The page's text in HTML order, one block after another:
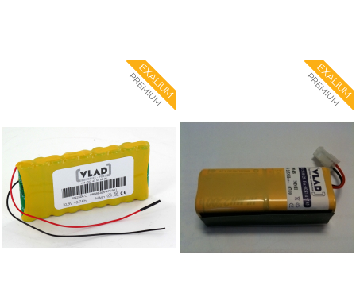
EXALIUM
PREMIUM EXALIUM
PREMIUM